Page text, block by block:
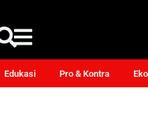
Edukasi Pro & Kontra